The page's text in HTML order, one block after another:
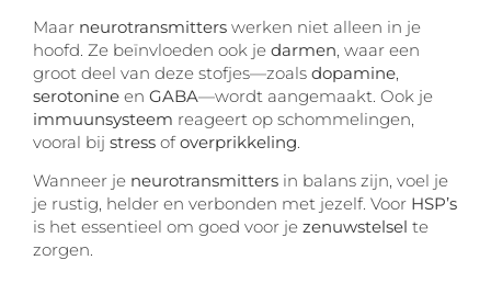
Maar neurotransmitters werken niet alleen in je
hoofd. Ze beïnvloeden ook je darmen , waar een
groot deel van deze stofjes—zoals dopamine
serotonine en GABA—wordt aangemaakt. Ook je
immuunsysteem reageert op schommelingen,
vooral bij stress ofoverprikkeling
Wanneer je neurotransmitters in balans zijn, voel je
je rustig, helder en verbonden met jezelf. Voor HSP’s
is het essentieel om goed voor je zenuwstelsel te
zorgen.